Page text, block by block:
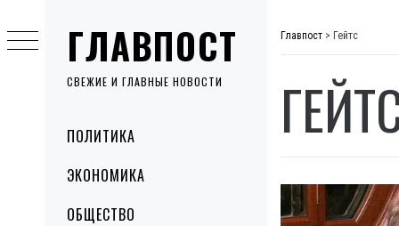
ГЛАВПОСТ
СВЕЖИЕ И ГЛАВНЫЕ НОВОСТИ
MenuПОЛИТИКА
ЭКОНОМИКА
ОБЩЕСТВО
to
content
Главпост > Гейтс